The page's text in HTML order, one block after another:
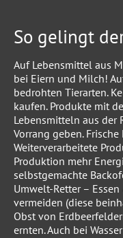
So gelingt
Auf Lebensmittel aus
bei Eiern und Milch!
bedrohten Tierarten.
kaufen. Produkte mit
Lebensmitteln aus der
Vorrang geben.
Weiterverarbeitete
Produktion mehr
selbstgemachte
Umwelt-Retter –
vermeiden (diese
Obst von
ernten. Auch bei